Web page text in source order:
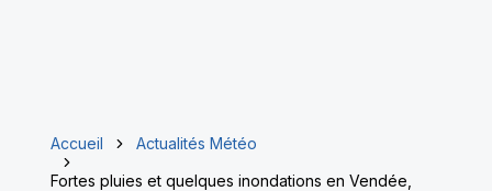
Accueil
Actualités Météo
Fortes pluies et quelques inondations en Vendée,